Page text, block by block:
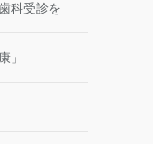
科受診を
」